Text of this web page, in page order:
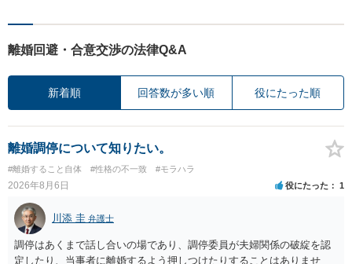
離婚回避・合意交渉の法律Q&A
新着順 回答数が多い順 役にたった順
離婚調停について知りたい。
#離婚すること自体 #性格の不一致 #モラハラ
2026年8月6日 役にたった 1
川添 圭 弁護士
調停はあくまで話し合いの場であり、調停委員が夫婦関係の破綻を認
定したり、当事者に離婚するよう押しつけたりすることはありませ